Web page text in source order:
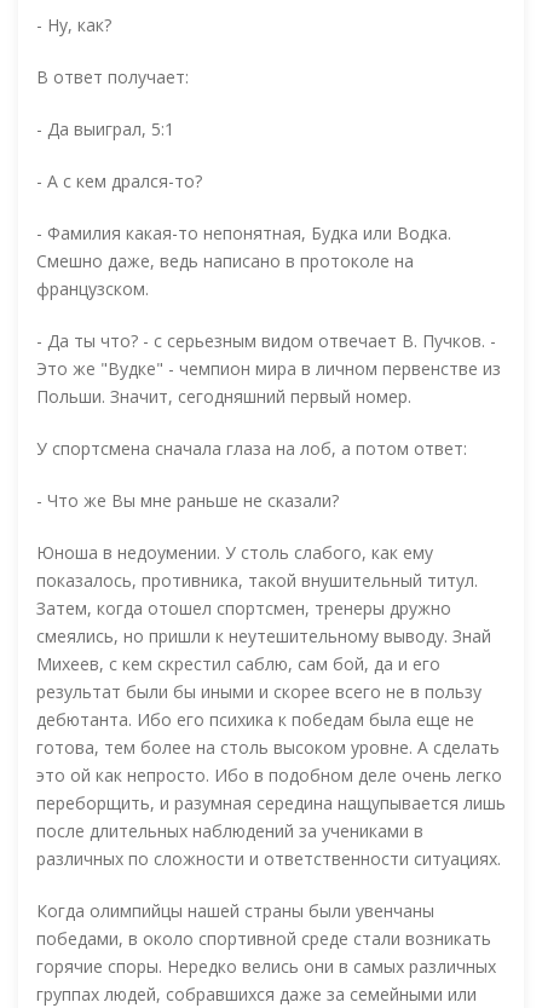
- Ну, как?
В ответ получает:
- Да выиграл, 5:1
- А с кем дрался-то?
- Фамилия какая-то непонятная, Будка или Водка.
Смешно даже, ведь написано в протоколе на
французском.
- Да ты что? - с серьезным видом отвечает В. Пучков. -
Это же "Вудке" - чемпион мира в личном первенстве из
Польши. Значит, сегодняшний первый номер.
У спортсмена сначала глаза на лоб, а потом ответ:
- Что же Вы мне раньше не сказали?
Юноша в недоумении. У столь слабого, как ему
показалось, противника, такой внушительный титул.
Затем, когда отошел спортсмен, тренеры дружно
смеялись, но пришли к неутешительному выводу. Знай
Михеев, с кем скрестил саблю, сам бой, да и его
результат были бы иными и скорее всего не в пользу
дебютанта. Ибо его психика к победам была еще не
готова, тем более на столь высоком уровне. А сделать
это ой как непросто. Ибо в подобном деле очень легко
переборщить, и разумная середина нащупывается лишь
после длительных наблюдений за учениками в
различных по сложности и ответственности ситуациях.
Когда олимпийцы нашей страны были увенчаны
победами, в около спортивной среде стали возникать
горячие споры. Нередко велись они в самых различных
группах людей, собравшихся даже за семейными или